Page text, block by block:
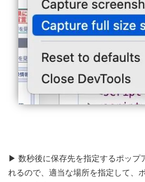
▶ 数秒後に保存先を指定するポップ
れるので、適当な場所を指定して、